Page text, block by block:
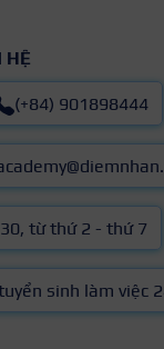
HỆ
(+84) 901898444
từ thứ 2 - thứ 7
sinh làm việc